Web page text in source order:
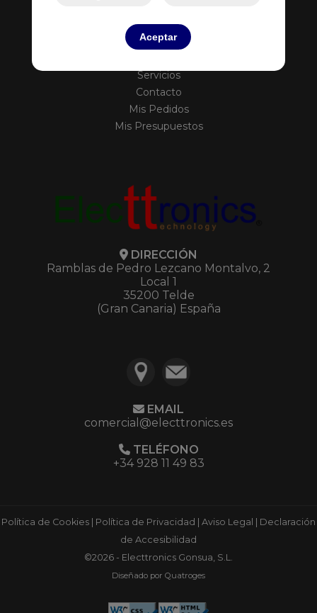
Aceptar
Inicio
Servicios
Contacto
Mis Pedidos
Mis Presupuestos
DIRECCIÓN
Ramblas de Pedro Lezcano Montalvo, 2
Local 1
35200 Telde
(Gran Canaria) España
EMAIL
comercial@electtronics.es
TELÉFONO
+34 928 11 49 83
Política de Cookies Política de Privacidad Aviso Legal
Declaración
de Accesibilidad
©2026 - Electtronics Gonsua, S.L.
Diseñado por Quatroges